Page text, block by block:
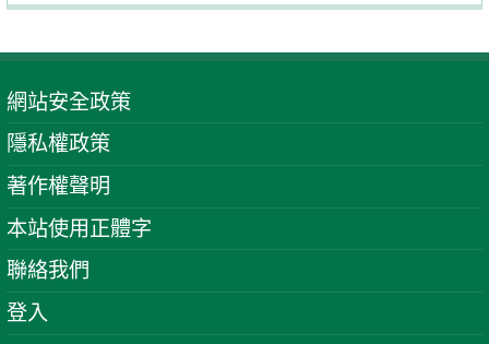
網站安全政策
隱私權政策
著作權聲明
本站使用正體字
聯絡我們
登入